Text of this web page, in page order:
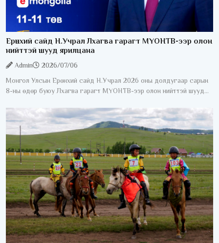
Ерөнхий сайд Н.Учрал Лхагва гарагт МҮОНТВ-ээр олон
нийттэй шууд ярилцана
Admin
2026/07/06
Монгол Улсын Ерөнхий сайд Н.Учрал 2026 оны долдугаар сарын
8-ны өдөр буюу Лхагва гарагт МҮОНТВ-ээр олон нийттэй шууд